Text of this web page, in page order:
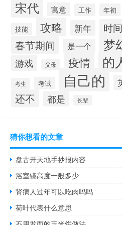
宋代 寓意 工作 年初
技能
攻略 新年 时间
春节期间 是一个 梦
游戏 父母 疫情 的
考生 考试 自己的
还不 都是 长辈
猜你想看的文章
盘古开天地手抄报内容
浴室镜高度一般多少
肾病人过年可以吃肉吗吗
荷叶代表什么意思